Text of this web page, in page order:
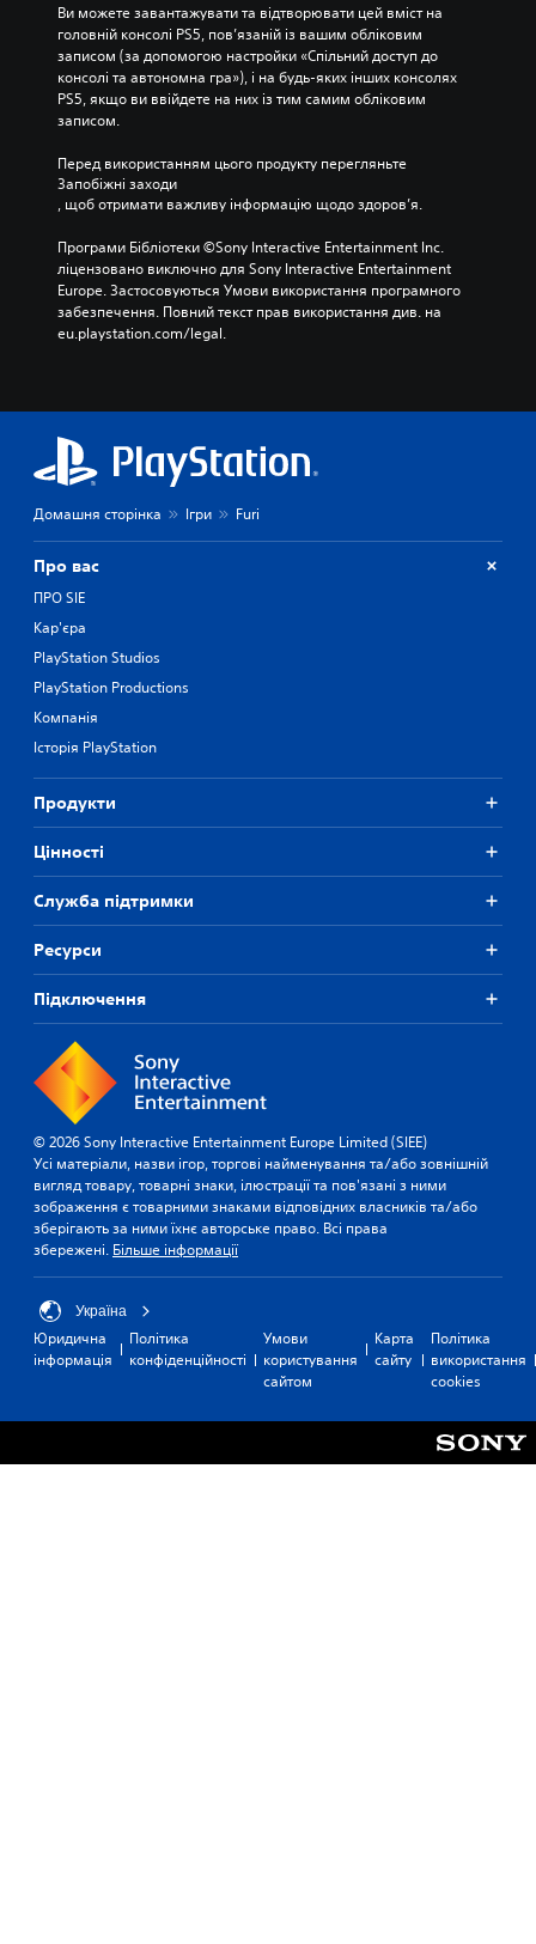
Ви можете завантажувати та відтворювати цей вміст на
головній консолі PS5, пов’язаній із вашим обліковим
записом (за допомогою настройки «Спільний доступ до
консолі та автономна гра»), і на будь-яких інших консолях
PS5, якщо ви ввійдете на них із тим самим обліковим
записом.
Перед використанням цього продукту перегляньте
Запобіжні заходи
, щоб отримати важливу інформацію щодо здоров’я.
Програми Бібліотеки ©Sony Interactive Entertainment Inc.
ліцензовано виключно для Sony Interactive Entertainment
Europe. Застосовуються Умови використання програмного
забезпечення. Повний текст прав використання див. на
eu.playstation.com/legal.
Домашня сторінка Ігри Furi
Про вас
ПРО SIE
Кар'єра
PlayStation Studios
PlayStation Productions
Компанія
Історія PlayStation
Продукти
Цiнностi
Служба підтримки
Ресурси
Підключення
© 2026 Sony Interactive Entertainment Europe Limited (SIEE)
Усі матеріали, назви ігор, торгові найменування та/або зовнішній
вигляд товару, товарні знаки, ілюстрації та пов'язані з ними
зображення є товарними знаками відповідних власників та/або
зберігають за ними їхнє авторське право. Всі права
збережені. Більше інформації
Україна
Юридична
інформація
Політика
конфіденційності
Умови
користування
сайтом
Карта
сайту
Політика
використання
cookies